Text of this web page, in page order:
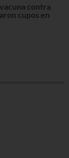
contra
cupos en